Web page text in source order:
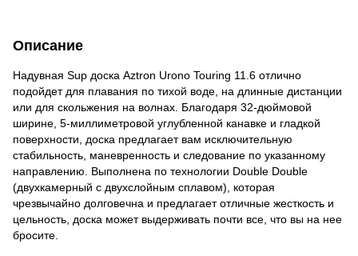
Описание
Надувная Sup доска Aztron Urono Touring 11.6 отлично
подойдет для плавания по тихой воде, на длинные дистанции
или для скольжения на волнах. Благодаря 32-дюймовой
ширине, 5-миллиметровой углубленной канавке и гладкой
поверхности, доска предлагает вам исключительную
стабильность, маневренность и следование по указанному
направлению. Выполнена по технологии Double Double
(двухкамерный с двухслойным сплавом), которая
чрезвычайно долговечна и предлагает отличные жесткость и
цельность, доска может выдерживать почти все, что вы на нее
бросите.